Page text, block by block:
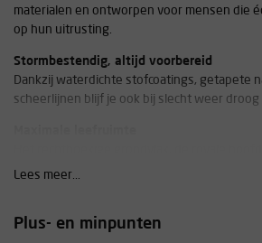
materialen en ontworpen voor mensen die
op hun uitrusting.
Stormbestendig, altijd voorbereid
Dankzij waterdichte stofcoatings, getapete
scheerlijnen blijf je ook bij slecht weer droog
ingangen maken de tent super comfortabel,
Technische specificaties
Lees meer...
Plus- en minpunten